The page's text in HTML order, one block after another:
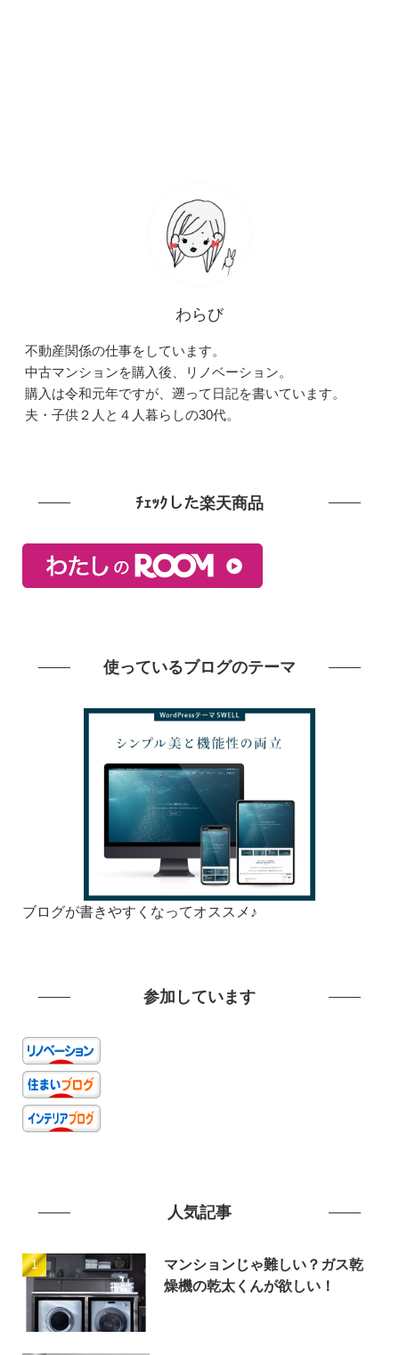
わらび
不動産関係の仕事をしています。
中古マンションを購入後、リノベーション。
購入は令和元年ですが、遡って日記を書いています。
夫・子供２人と４人暮らしの30代。
ﾁｪｯｸした楽天商品
使っているブログのテーマ
ブログが書きやすくなってオススメ♪
参加しています
人気記事
マンションじゃ難しい？ガス乾
燥機の乾太くんが欲しい！